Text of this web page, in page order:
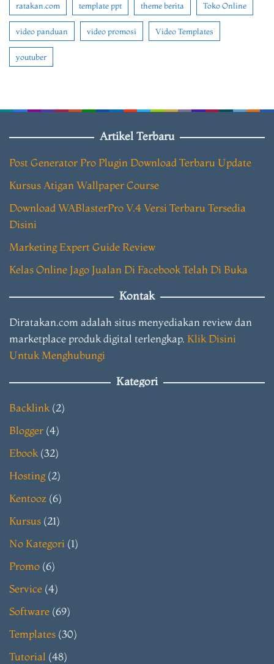
ratakan.com template ppt theme berita Toko Online
video panduan video promosi Video Templates
youtuber
Artikel Terbaru
Post Generator Pro Plugin Download Terbaru Update
Kursus Atigan Wallpaper Course
Download WABlasterPro V.4 Versi Terbaru Tersedia
Disini
Marketing Expert Guide Review
Kelas Online Jago Jualan Di Facebook Telah Di Buka
Kontak
Diratakan.com adalah situs menyediakan review dan
marketplace produk digital terlengkap. Klik Disini
Untuk Menghubungi
Kategori
Backlink (2)
Blogger (4)
Ebook (32)
Hosting(2)
Kentooz (6)
Kursus (21)
No Kategori (1)
Promo (6)
Service (4)
Software (69)
Templates (30)
Tutorial (48)